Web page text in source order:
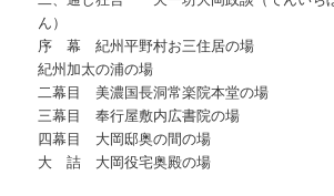
ん）
序 幕 紀州平野村お三住居の場
紀州加太の浦の場
二幕目 美濃国長洞常楽院本堂の場
三幕目 奉行屋敷内広書院の場
四幕目 大岡邸奥の間の場
大 詰 大岡役宅奥殿の場